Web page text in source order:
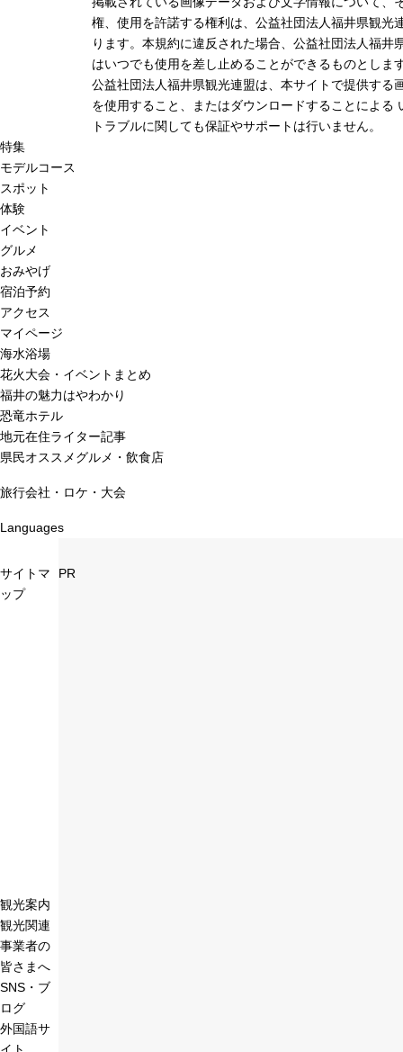
権、使用を許諾する権利は、公益社団法人福井県観光
ります。本規約に違反された場合、公益社団法人福井
はいつでも使用を差し止めることができるものとしま
公益社団法人福井県観光連盟は、本サイトで提供する
を使用すること、またはダウンロードすることによる
トラブルに関しても保証やサポートは行いません。
特集
モデルコース
スポット
体験
イベント
グルメ
おみやげ
宿泊予約
アクセス
マイページ
海水浴場
花火大会・イベントまとめ
福井の魅力はやわかり
恐竜ホテル
地元在住ライター記事
県民オススメグルメ・飲食店
旅行会社・ロケ・大会
Languages
サイトマ
ップ
観光案内
観光関連
事業者の
皆さまへ
SNS・ブ
ログ
外国語サ
PR